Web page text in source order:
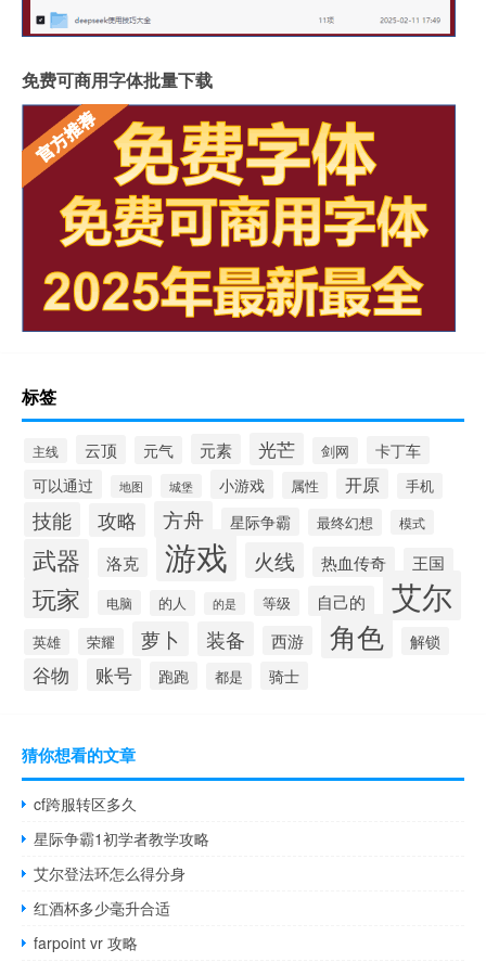
免费可商用字体批量下载
标签
主线 云顶 元气 元素 光芒 剑网 卡丁车
可以通过 地图 城堡 小游戏 属性 开原 手机
技能 攻略 方舟 星际争霸 最终幻想 模式
武器 洛克 游戏 火线 热血传奇 王国
玩家 电脑 的人 的是 等级 自己的 艾尔
英雄 荣耀 萝卜 装备 西游 角色 解锁
谷物 账号 跑跑 都是 骑士
猜你想看的文章
cf跨服转区多久
星际争霸1初学者教学攻略
艾尔登法环怎么得分身
红酒杯多少毫升合适
farpoint vr 攻略